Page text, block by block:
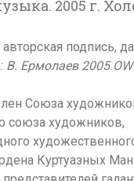
2005 г.
подпись,
В. Ермолаев 2005 OW
Союза
союза художников,
Куртуазных